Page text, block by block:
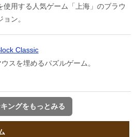
使用する人気ゲーム「上海」のブラウ
ン。
Classic
スを埋めるパズルゲーム。
ングをもっとみる